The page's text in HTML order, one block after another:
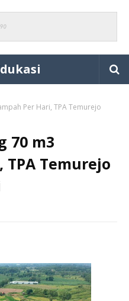
Per Hari, TPA Temurejo
70 m3
TPA Temurejo